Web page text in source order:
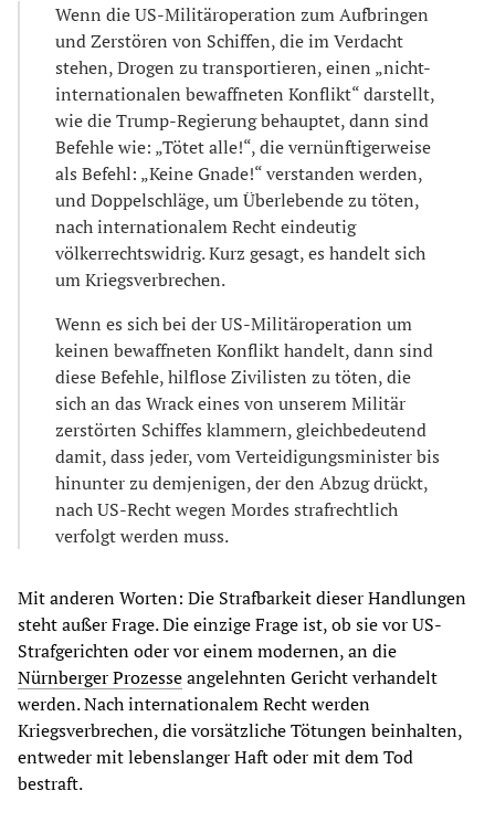
Wenn die US-Militäroperation zum Aufbringen
und Zerstören von Schiffen, die im Verdacht
stehen, Drogen zu transportieren, einen „nicht-
internationalen bewaffneten Konflikt“ darstellt,
wie die Trump-Regierung behauptet, dann sind
Befehle wie: „Tötet alle!“, die vernünftigerweise
als Befehl: „Keine Gnade!“ verstanden werden,
und Doppelschläge, um Überlebende zu töten,
nach internationalem Recht eindeutig
völkerrechtswidrig. Kurz gesagt, es handelt sich
um Kriegsverbrechen.
Wenn es sich bei der US-Militäroperation um
keinen bewaffneten Konflikt handelt, dann sind
diese Befehle, hilflose Zivilisten zu töten, die
sich an das Wrack eines von unserem Militär
zerstörten Schiffes klammern, gleichbedeutend
damit, dass jeder, vom Verteidigungsminister bis
hinunter zu demjenigen, der den Abzug drückt,
nach US-Recht wegen Mordes strafrechtlich
verfolgt werden muss.
Mit anderen Worten: Die Strafbarkeit dieser Handlungen
steht außer Frage. Die einzige Frage ist, ob sie vor US-
Strafgerichten oder vor einem modernen, an die
Nürnberger Prozesseangelehnten Gericht verhandelt
werden. Nach internationalem Recht werden
Kriegsverbrechen, die vorsätzliche Tötungen beinhalten,
entweder mit lebenslanger Haft oder mit dem Tod
bestraft.